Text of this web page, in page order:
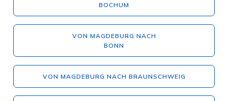
BOCHUM
VON MAGDEBURG NACH
BONN
VON MAGDEBURG NACH BRAUNSCHWEIG